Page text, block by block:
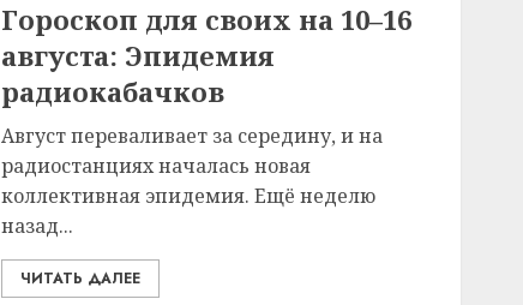
Гороскоп для своих на 10–16
августа: Эпидемия
радиокабачков
Август переваливает за середину, и на
радиостанциях началась новая
коллективная эпидемия. Ещё неделю
назад...
ЧИТАТЬ ДАЛЕЕ